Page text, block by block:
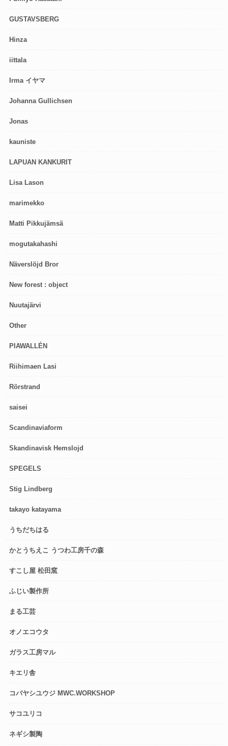
GUSTAVSBERG
Hinza
iittala
Irma イヤマ
Johanna Gullichsen
Jonas
kauniste
LAPUAN KANKURIT
Lisa Lason
marimekko
Matti Pikkujämsä
mogutakahashi
Näverslöjd Bror
New forest : object
Nuutajärvi
Other
PIAWALLÉN
Riihimaen Lasi
Rörstrand
saisei
Scandinaviaform
Skandinavisk Hemslojd
SPEGELS
Stig Lindberg
takayo katayama
うちだちはる
かとうちえこ うつわ工房千の森
すこし屋 松田窯
ふじい製作所
まる工芸
オノエコウタ
ガラス工房マル
キエリ舎
コバヤシユウジ MWC.WORKSHOP
サコユリコ
ネギシ製陶